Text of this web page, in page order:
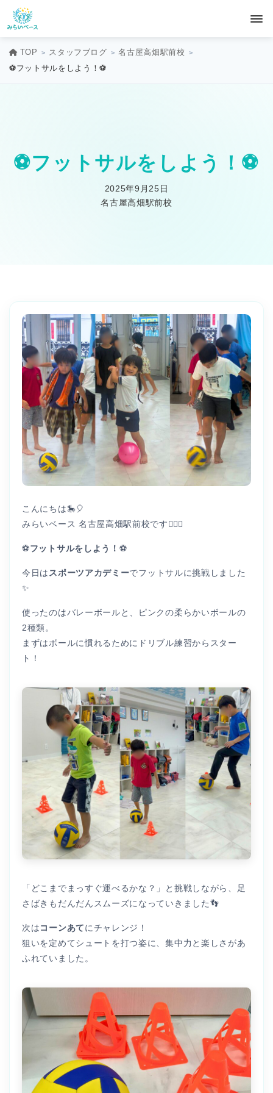
TOP スタッフブログ
名古屋高畑駅前校
⚽フットサルをしよう！⚽
⚽フットサルをしよう！⚽
2025年9月25日
名古屋高畑駅前校
こんにちは🎠🎈
みらいベース 名古屋高畑駅前校です👩🏻‍⚕️
⚽フットサルをしよう！ ⚽
今日はスポーツアカデミーでフットサルに挑戦しました
✨
使ったのはバレーボールと、ピンクの柔らかいボールの
2種類。
まずはボールに慣れるためにドリブル練習からスター
ト！
「どこまでまっすぐ運べるかな？」と挑戦しながら、足
さばきもだんだんスムーズになっていきました👣
次はコーンあてにチャレンジ！
狙いを定めてシュートを打つ姿に、集中力と楽しさがあ
ふれていました。